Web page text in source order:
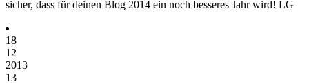
sicher, dass für deinen Blog 2014 ein noch besseres Jahr wird! LG
18
12
2013
13